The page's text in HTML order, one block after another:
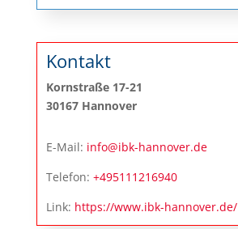
Kontakt
Kornstraße 17-21
30167 Hannover
E-Mail: info@ibk-hannover.de
Telefon: +495111216940
Link: https://www.ibk-hannover.de/